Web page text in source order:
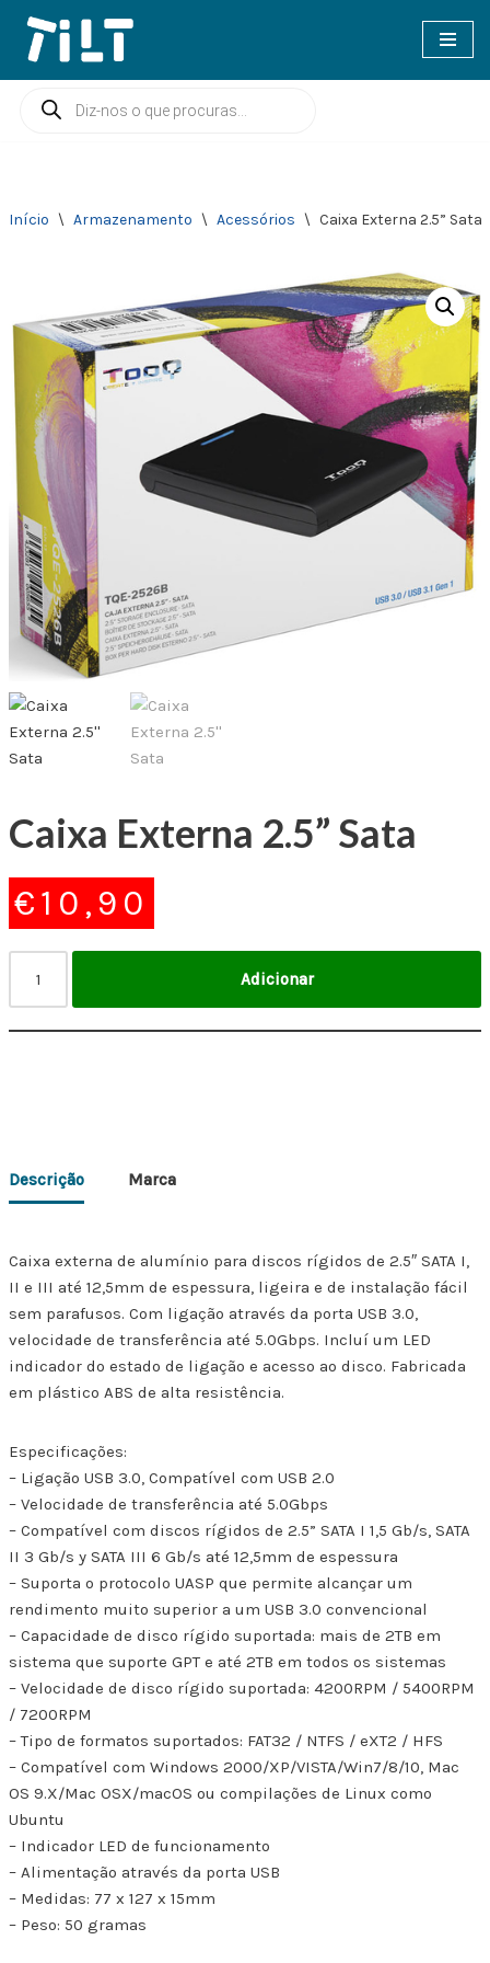
Avançar
para
Início \ Armazenamento \ Acessórios \ Caixa Externa 2.5” Sata
Caixa Externa 2.5” Sata
€10,90
Adicionar
Descrição Marca
Caixa externa de alumínio para discos rígidos de 2.5″ SATA I,
II e III até 12,5mm de espessura, ligeira e de instalação fácil
sem parafusos. Com ligação através da porta USB 3.0,
velocidade de transferência até 5.0Gbps. Incluí um LED
indicador do estado de ligação e acesso ao disco. Fabricada
em plástico ABS de alta resistência.
Especificações:
– Ligação USB 3.0, Compatível com USB 2.0
– Velocidade de transferência até 5.0Gbps
– Compatível com discos rígidos de 2.5” SATA I 1,5 Gb/s, SATA
II 3 Gb/s y SATA III 6 Gb/s até 12,5mm de espessura
– Suporta o protocolo UASP que permite alcançar um
rendimento muito superior a um USB 3.0 convencional
– Capacidade de disco rígido suportada: mais de 2TB em
sistema que suporte GPT e até 2TB em todos os sistemas
– Velocidade de disco rígido suportada: 4200RPM / 5400RPM
/ 7200RPM
– Tipo de formatos suportados: FAT32 / NTFS / eXT2 / HFS
– Compatível com Windows 2000/XP/VISTA/Win7/8/10, Mac
OS 9.X/Mac OSX/macOS ou compilações de Linux como
Ubuntu
– Indicador LED de funcionamento
– Alimentação através da porta USB
– Medidas: 77 x 127 x 15mm
– Peso: 50 gramas